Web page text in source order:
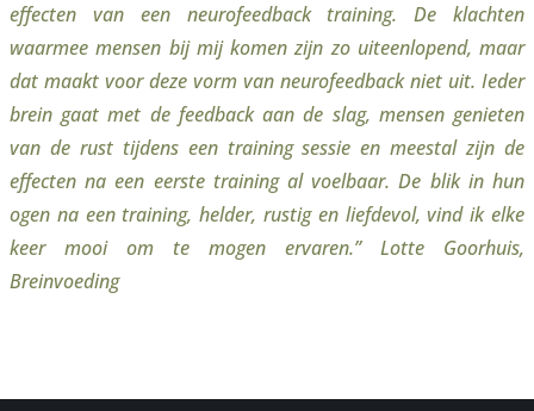
effecten van een neurofeedback training. De klachten
waarmee mensen bij mij komen zijn zo uiteenlopend, maar
dat maakt voor deze vorm van neurofeedback niet uit. Ieder
brein gaat met de feedback aan de slag, mensen genieten
van de rust tijdens een training sessie en meestal zijn de
effecten na een eerste training al voelbaar. De blik in hun
ogen na een training, helder, rustig en liefdevol, vind ik elke
keer mooi om te mogen ervaren.” Lotte Goorhuis,
Breinvoeding